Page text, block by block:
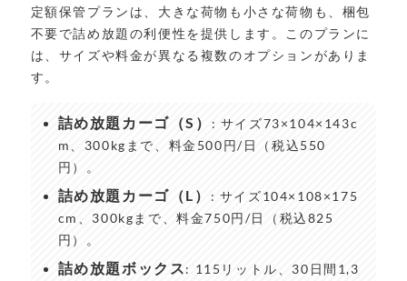
定額保管プランは、大きな荷物も小さな荷物も、梱包
不要で詰め放題の利便性を提供します。このプランに
は、サイズや料金が異なる複数のオプションがありま
す。
詰め放題カーゴ（S）
: サイズ73×104×143c
m、300kgまで、料金500円/日（税込550
円）。
詰め放題カーゴ（L）
: サイズ104×108×175
cm、300kgまで、料金750円/日（税込825
円）。
詰め放題ボックス: 115リットル、30日間1,3